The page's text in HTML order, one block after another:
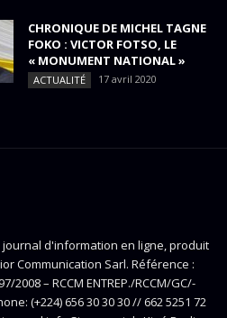
CHRONIQUE DE MICHEL TAGNE
FOKO : VICTOR FOTSO, LE
« MONUMENT NATIONAL »
ACTUALITÉ 17 avril 2020
d'information en ligne, produit
Communication Sarl. Référence :
2008 – RCCM ENTREP./RCCM/GC/-
(+224) 656 30 30 30 // 662 5251 72